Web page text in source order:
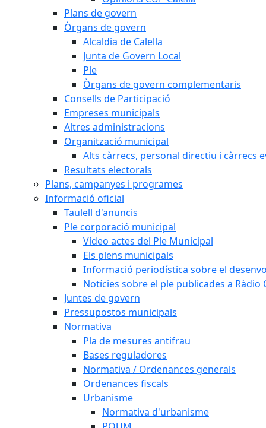
Plans de govern
Òrgans de govern
Alcaldia de Calella
Junta de Govern Local
Ple
Òrgans de govern complementaris
Consells de Participació
Empreses municipals
Altres administracions
Organització municipal
Alts càrrecs, personal directiu i càrrecs
Resultats electorals
Plans, campanyes i programes
Informació oficial
Taulell d'anuncis
Ple corporació municipal
Vídeo actes del Ple Municipal
Els plens municipals
Informació periodística sobre el
Notícies sobre el ple publicades a Ràdio
Juntes de govern
Pressupostos municipals
Normativa
Pla de mesures antifrau
Bases reguladores
Normativa / Ordenances generals
Ordenances fiscals
Urbanisme
Normativa d'urbanisme